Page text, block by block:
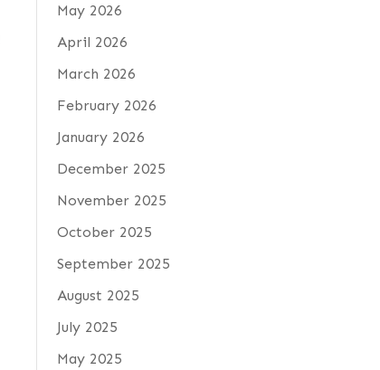
May 2026
April 2026
March 2026
February 2026
January 2026
December 2025
November 2025
October 2025
September 2025
August 2025
July 2025
May 2025